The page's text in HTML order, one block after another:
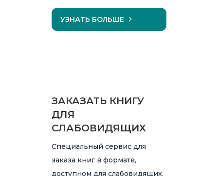
УЗНАТЬ БОЛЬШЕ
ЗАКАЗАТЬ КНИГУ
ДЛЯ
СЛАБОВИДЯЩИХ
Специальный сервис для
заказа книг в формате,
доступном для слабовидящих.